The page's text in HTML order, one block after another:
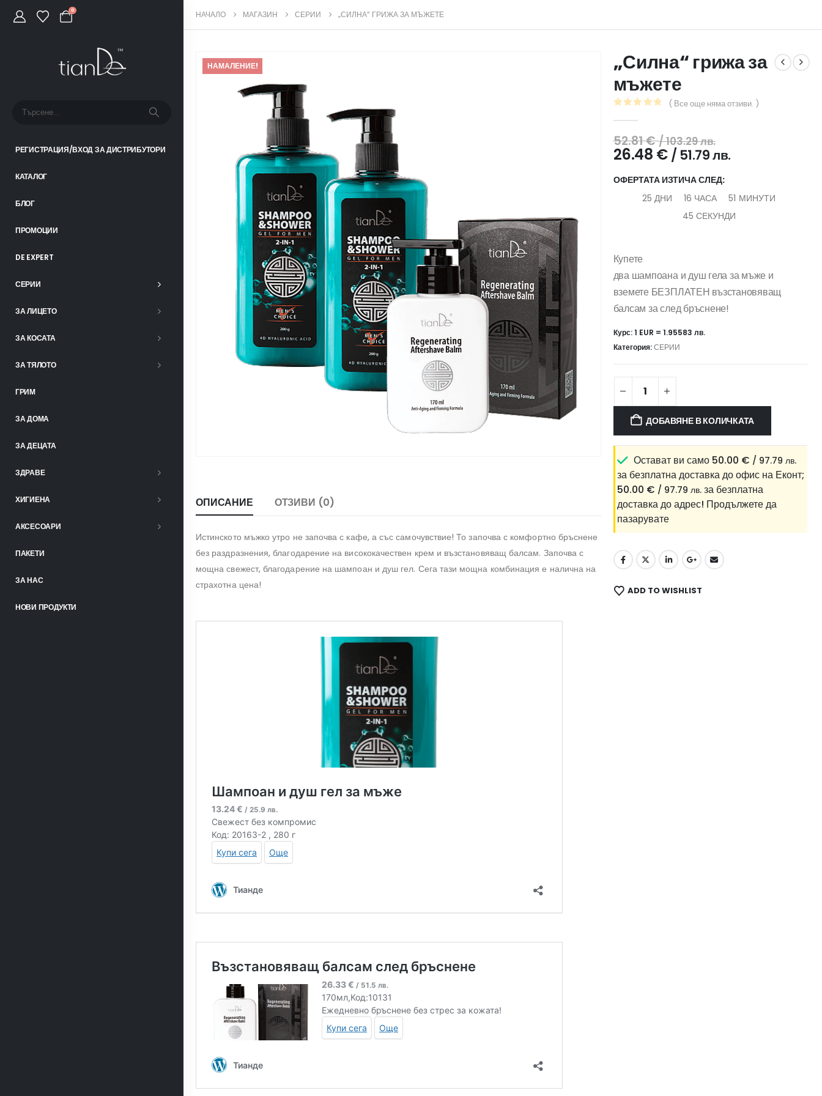
0
РЕГИСТРАЦИЯ/ВХОД ЗА ДИСТРИБУТОРИ
КАТАЛОГ
БЛОГ
ПРОМОЦИИ
DE EXPERT
СЕРИИ
ЗА ЛИЦЕТО
ЗА КОСАТА
ЗА ТЯЛОТО
ГРИМ
ЗА ДОМА
ЗА ДЕЦАТА
ЗДРАВЕ
ХИГИЕНА
АКСЕСОАРИ
ПАКЕТИ
ЗА НАС
НОВИ ПРОДУКТИ
НАЧАЛО МАГАЗИН СЕРИИ „СИЛНА“ ГРИЖА ЗА МЪЖЕТЕ
НАМАЛЕНИЕ!
ОПИСАНИЕ ОТЗИВИ (0)
Истинското мъжко утро не започва с кафе, а със самочувствие! То започва с комфортно бръснене
без раздразнения, благодарение на висококачествен крем и възстановяващ балсам. Започва с
мощна свежест, благодарение на шампоан и душ гел. Сега тази мощна комбинация е налична на
страхотна цена!
„Силна“ грижа за
мъжете
( Все още няма отзиви. )
52.81€ / 103.29 лв.
price
52.81 €
103.29
лв..
26.48 € / 51.79 лв.Текущата
26.48 €
/
51.79
ОФЕРТАТА ИЗТИЧА СЛЕД:
25 ДНИ 16 ЧАСА 51 МИНУТИ
45 СЕКУНДИ
Купете
два шампоана и душ гела за мъже и
вземете БЕЗПЛАТЕН възстановяващ
балсам за след бръснене!
Курс: 1 EUR = 1.95583 лв.
Категория:СЕРИИ
ДОБАВЯНЕ В КОЛИЧКАТА
Остават ви само 50.00 € / 97.79 лв.
за безплатна доставка до офис на Еконт;
50.00 € / 97.79 лв. за безплатна
доставка до адрес! Продължете да
пазарувате
ADD TO WISHLIST